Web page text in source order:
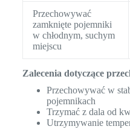
Przechowywać
zamknięte pojemniki
w chłodnym, suchym
miejscu
Zalecenia dotyczące
Przechowywać w
pojemnikach
Trzymać z dala od
Utrzymywanie